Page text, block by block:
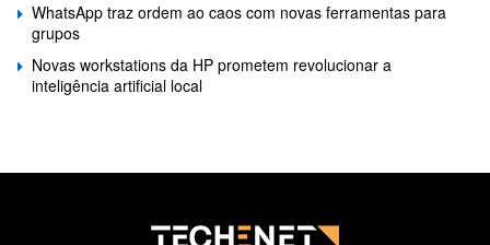
WhatsApp traz ordem ao caos com novas ferramentas para
grupos
Novas workstations da HP prometem revolucionar a
inteligência artificial local